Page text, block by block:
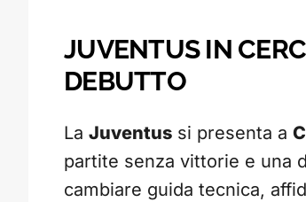
JUVENTUS IN
DEBUTTO
La Juventus si presenta a
partite senza vittorie e una
cambiare guida tecnica,